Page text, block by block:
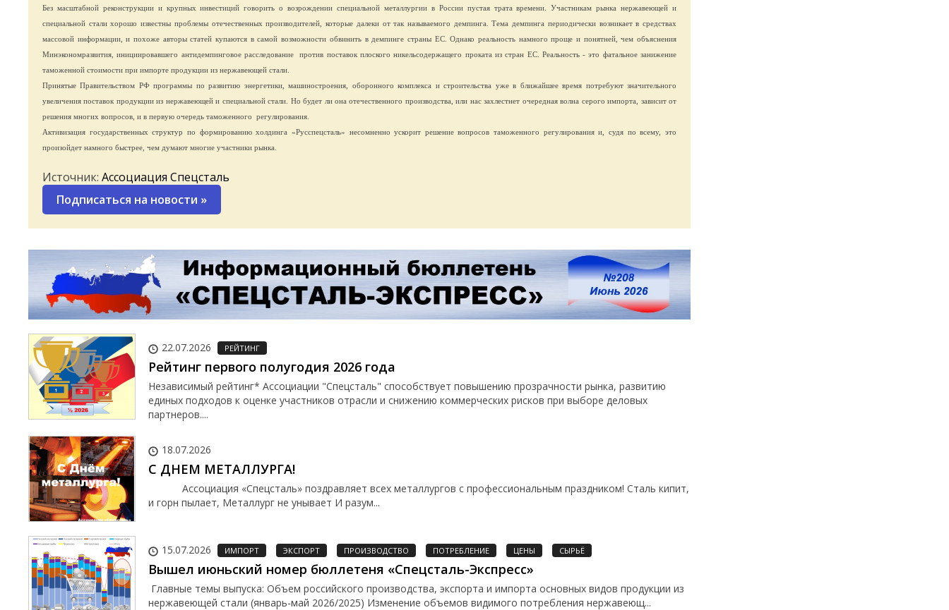
Без масштабной реконструкции и крупных инвестиций говорить о возрождении специальной металлургии в России пустая трата времени. Участникам рынка нержавеющей и
специальной стали хорошо известны проблемы отечественных производителей, которые далеки от так называемого демпинга. Тема демпинга периодически возникает в средствах
массовой информации, и похоже авторы статей купаются в самой возможности обвинить в демпинге страны ЕС. Однако реальность намного проще и понятней, чем объяснения
Минэкономразвития, инициировавшего антидемпинговое расследование
против поставок плоского никельсодержащего проката из стран ЕС. Реальность - это фатальное занижение
таможенной стоимости при импорте продукции из нержавеющей стали.
Принятые Правительством РФ программы по развитию энергетики, машиностроения, оборонного комплекса и строительства уже в ближайшее время потребуют значительного
увеличения поставок продукции из нержавеющей и специальной стали. Но будет ли она отечественного производства, или нас захлестнет очередная волна серого импорта, зависит от
решения многих вопросов, и в первую очередь таможенного
регулирования.
Активизация государственных структур по формированию холдинга «Русспецсталь» несомненно ускорит решение вопросов таможенного регулирования и, судя по всему, это
произойдет намного быстрее, чем думают многие участники рынка.
Источник: Ассоциация Спецсталь
Подписаться на новости »
22.07.2026 РЕЙТИНГ
Рейтинг первого полугодия 2026 года
Независимый рейтинг* Ассоциации "Спецсталь" способствует повышению прозрачности рынка, развитию
единых подходов к оценке участников отрасли и снижению коммерческих рисков при выборе деловых
партнеров....
18.07.2026
С ДНЕМ МЕТАЛЛУРГА!
Ассоциация «Спецсталь» поздравляет всех металлургов с профессиональным праздником! Сталь кипит,
и горн пылает, Металлург не унывает И разум...
15.07.2026 ИМПОРТ ЭКСПОРТ ПРОИЗВОДСТВО ПОТРЕБЛЕНИЕ ЦЕНЫ СЫРЬЁ
Вышел июньский номер бюллетеня «Спецсталь-Экспресс»
Главные темы выпуска: Объем российского производства, экспорта и импорта основных видов продукции из
нержавеющей стали (январь-май 2026/2025) Изменение объемов видимого потребления нержавеющ...